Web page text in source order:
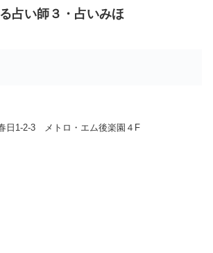
占い師３・占いみほ
日1-2-3 メトロ・エム後楽園４F